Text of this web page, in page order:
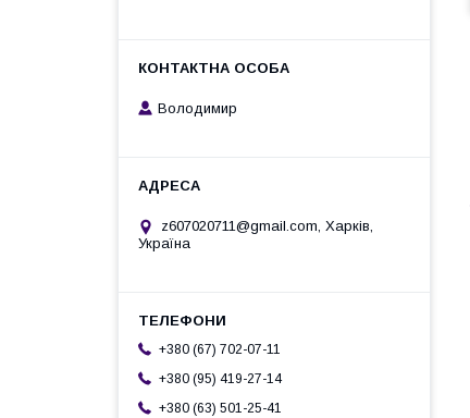
Володимир
z607020711@gmail.com, Харків,
Україна
+380 (67) 702-07-11
+380 (95) 419-27-14
+380 (63) 501-25-41